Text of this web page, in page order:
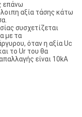
επάνω
αξία τάσης κάτω
συσχετίζεται
με τα
όταν η αξία Uc
το Ur του θα
είναι 10kA